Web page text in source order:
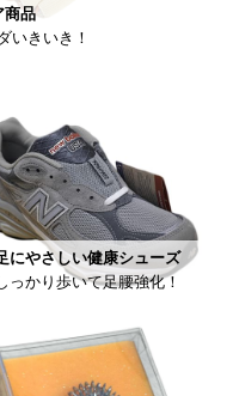
商品
いきいき！
にやさしい健康シューズ
っかり歩いて足腰強化！